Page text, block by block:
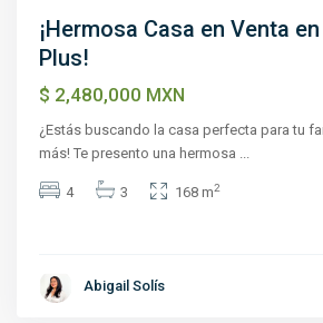
¡Hermosa Casa en Venta
Plus!
$ 2,480,000 MXN
¿Estás buscando la casa perfecta para tu
más! Te presento una hermosa ...
4 3 168 m2
Abigail Solís